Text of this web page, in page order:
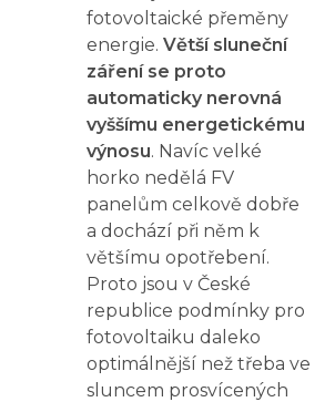
fotovoltaické přeměny
energie. Větší sluneční
záření se proto
automaticky nerovná
vyššímu energetickému
výnosu. Navíc velké
horko nedělá FV
panelům celkově dobře
a dochází při něm k
většímu opotřebení.
Proto jsou v České
republice podmínky pro
fotovoltaiku daleko
optimálnější než třeba ve
sluncem prosvícených